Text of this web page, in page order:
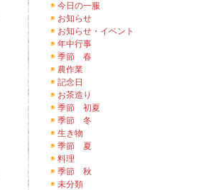
今日の一服
お知らせ
お知らせ・イベント
年中行事
季節 春
農作業
記念日
お茶造り
季節 初夏
季節 冬
生き物
季節 夏
料理
季節 秋
未分類